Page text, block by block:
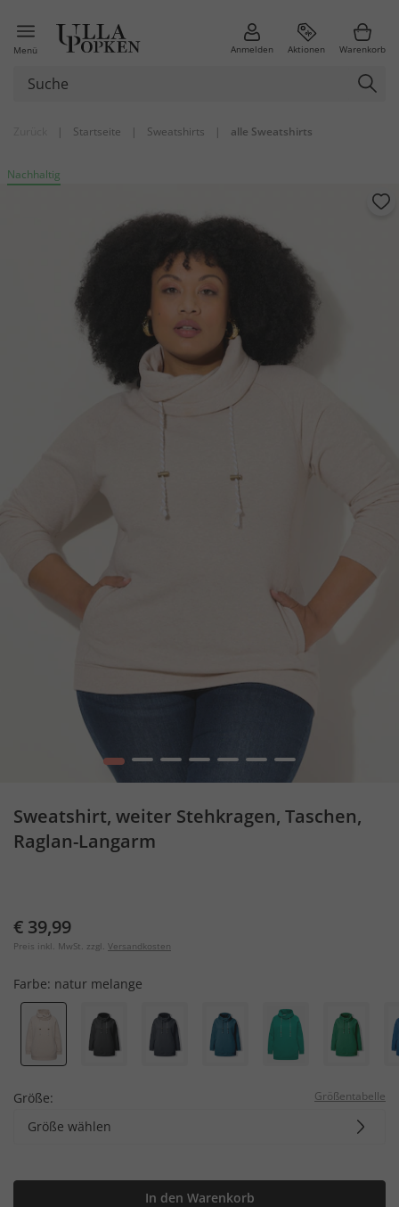
Menü Anmelden Aktionen Warenkorb
| Startseite | Sweatshirts | alle Sweatshirts
Nachhaltig
1 2 3 4 5 6 7
Sweatshirt, weiter Stehkragen, Taschen,
Raglan-Langarm
€ 39,99
Preis inkl. MwSt. zzgl. Versandkosten
Farbe: natur melange
Größe: Größentabelle
Größe wählen
In den Warenkorb